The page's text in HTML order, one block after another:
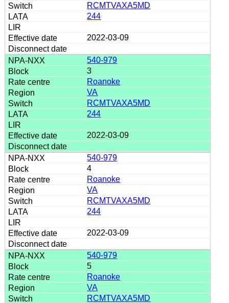
RCMTVAXA5MD
244
2022-03-09
540-979
3
Roanoke
VA
RCMTVAXA5MD
244
2022-03-09
540-979
4
Roanoke
VA
RCMTVAXA5MD
244
2022-03-09
540-979
5
Roanoke
VA
RCMTVAXA5MD